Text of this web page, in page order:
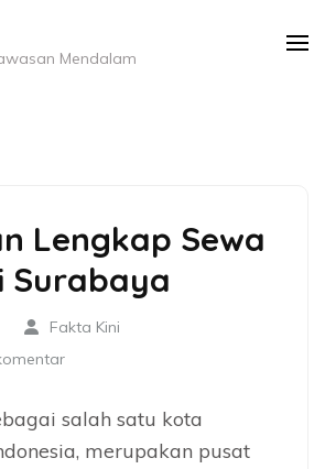
Mendalam
Lengkap Sewa
Surabaya
Fakta Kini
salah satu kota
merupakan pusat